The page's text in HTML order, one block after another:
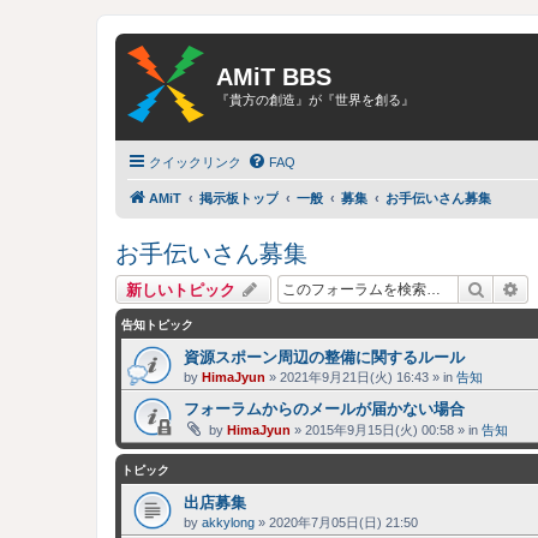
AMiT BBS
『貴方の創造』が『世界を創る』
クイックリンク FAQ
AMiT 掲示板トップ 一般 募集 お手伝いさん募集
お手伝いさん募集
新しいトピック 検索
告知トピック
資源スポーン周辺の整備に関するルール
by HimaJyun » 2021年9月21日(火) 16:43 » in 告知
フォーラムからのメールが届かない場合
by HimaJyun » 2015年9月15日(火) 00:58 » in 告知
トピック
出店募集
by akkylong » 2020年7月05日(日) 21:50